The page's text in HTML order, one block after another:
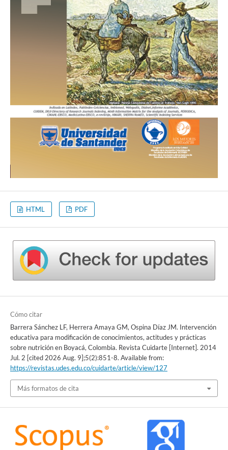
HTML PDF
Cómo citar
Barrera Sánchez LF, Herrera Amaya GM, Ospina Díaz JM. Intervención
educativa para modificación de conocimientos, actitudes y prácticas
sobre nutrición en Boyacá, Colombia. Revista Cuidarte [Internet]. 2014
Jul. 2 [cited 2026 Aug. 9];5(2):851-8. Available from:
https://revistas.udes.edu.co/cuidarte/article/view/127
Más formatos de cita